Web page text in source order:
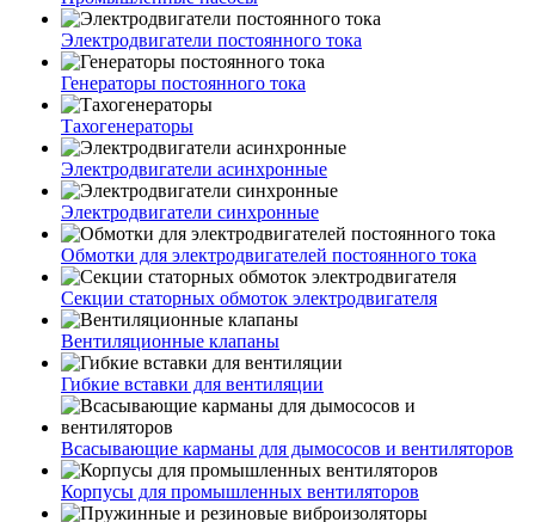
Электродвигатели постоянного тока
Генераторы постоянного тока
Тахогенераторы
Электродвигатели асинхронные
Электродвигатели синхронные
Обмотки для электродвигателей постоянного тока
Секции статорных обмоток электродвигателя
Вентиляционные клапаны
Гибкие вставки для вентиляции
Всасывающие карманы для дымососов и вентиляторов
Корпусы для промышленных вентиляторов